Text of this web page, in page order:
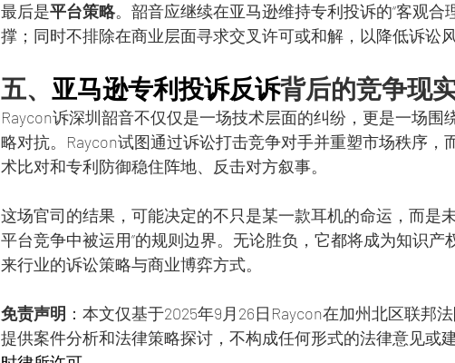
最后是平台策略。韶音应继续在亚马逊维持专利投诉的“客观合
撑；同时不排除在商业层面寻求交叉许可或和解，以降低诉讼
五、 亚马逊专利投诉反诉背后的竞争现
Raycon诉深圳韶音不仅仅是一场技术层面的纠纷，更是一场围
略对抗。Raycon试图通过诉讼打击竞争对手并重塑市场秩序，
术比对和专利防御稳住阵地、反击对方叙事。
这场官司的结果，可能决定的不只是某一款耳机的命运，而是
平台竞争中被运用”的规则边界。无论胜负，它都将成为知识产
来行业的诉讼策略与商业博弈方式。
免责声明 ：本文仅基于2025年9月26日Raycon在加州北区联邦
提供案件分析和法律策略探讨，不构成任何形式的法律意见或建